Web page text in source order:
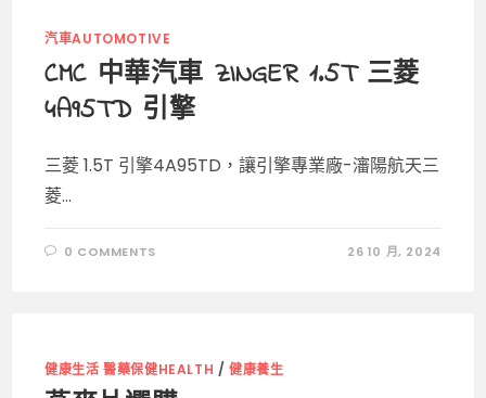
汽車AUTOMOTIVE
CMC 中華汽車 ZINGER 1.5T 三菱
4A95TD 引擎
三菱 1.5T 引擎4A95TD，讓引擎專業廠-瀋陽航天三
菱...
0 COMMENTS 26 10 月, 2024
健康生活 醫藥保健HEALTH /健康養生